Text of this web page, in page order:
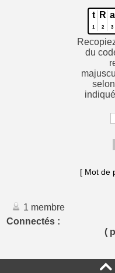
t
1
R
2
a
3
du
[ Mot de
1 membre
Connectés :
(
